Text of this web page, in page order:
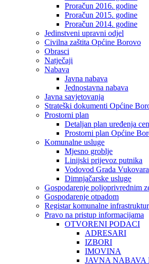
Proračun 2016. godine
Proračun 2015. godine
Proračun 2014. godine
Jedinstveni upravni odjel
Civilna zaštita Općine Borovo
Obrasci
Natječaji
Nabava
Javna nabava
Jednostavna nabava
Javna savjetovanja
Strateški dokumenti Općine
Prostorni plan
Detaljan plan uređenja
Prostorni plan Općine
Komunalne usluge
Mjesno groblje
Linijski prijevoz putnika
Vodovod Grada Vukovara
Dimnjačarske usluge
Gospodarenje poljoprivrednim
Gospodarenje otpadom
Registar komunalne
Pravo na pristup informacijama
OTVORENI PODACI
ADRESARI
IZBORI
IMOVINA
JAVNA NABAVA